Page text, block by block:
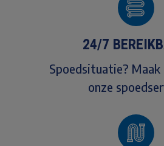
24/7
Spoedsituatie? Maak
onze